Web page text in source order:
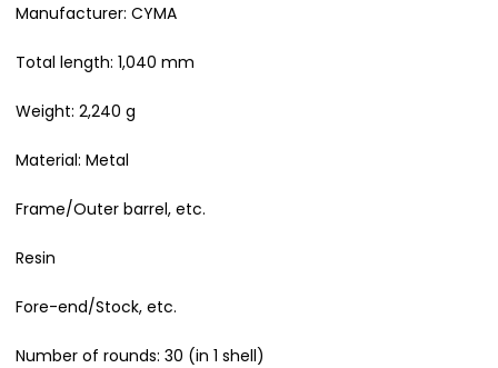
Manufacturer: CYMA
Total length: 1,040 mm
Weight: 2,240 g
Material: Metal
Frame/Outer barrel, etc.
Resin
Fore-end/Stock, etc.
Number of rounds: 30 (in 1 shell)